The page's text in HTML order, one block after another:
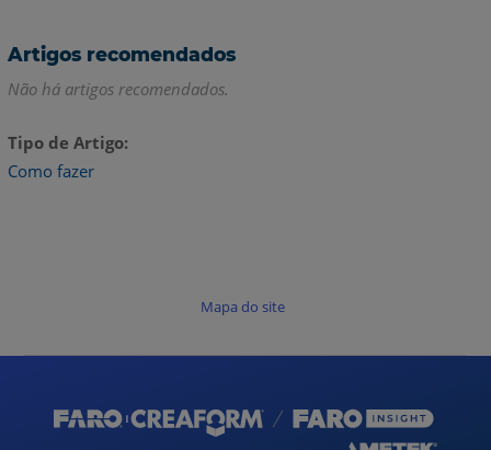
Artigos recomendados
Não há artigos recomendados.
Tipo de Artigo
Como fazer
Mapa do site